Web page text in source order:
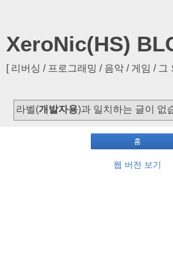
XeroNic(HS)
[ 리버싱 / 프로그래밍 / 음악 / 게임 / 그
라벨(개발자용)과 일치하는 글이 없
홈
웹 버전 보기